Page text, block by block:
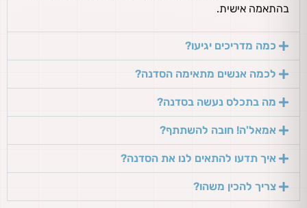
בהתאמה אישית.
כמה מדריכים יגיעו?
לכמה אנשים מתאימה הסדנה?
מה בתכלס נעשה בסדנה?
אמאל'ה! חובה להשתתף?
איך תדעו להתאים לנו את הסדנה?
צריך להכין משהו?